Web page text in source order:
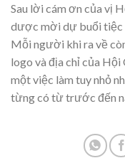
Sau lời cám ơn của vị
dược mời dự buổi tiệc
Mỗi người khi ra về
logo và địa chỉ của
một việc làm tuy nhỏ
từng có từ trước đến